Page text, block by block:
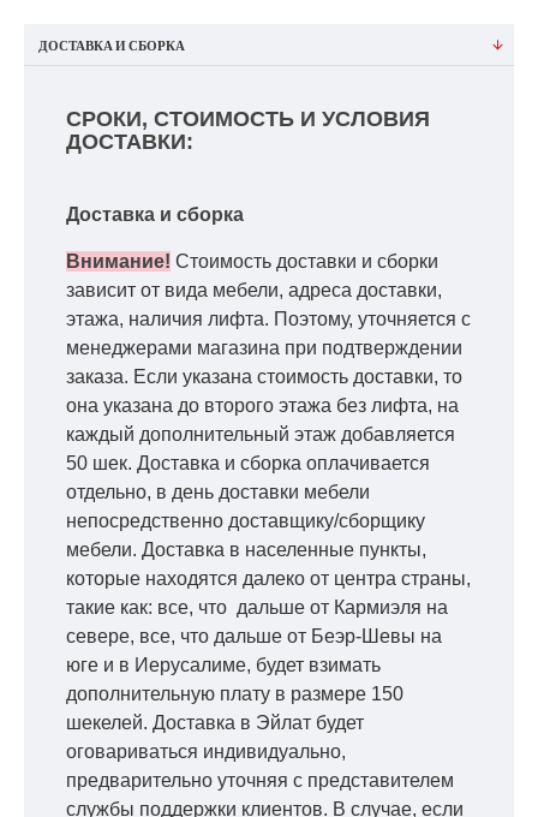
ДОСТАВКА И СБОРКА
СРОКИ, СТОИМОСТЬ И УСЛОВИЯ
ДОСТАВКИ:
Доставка и сборка
Внимание! Стоимость доставки и сборки
зависит от вида мебели, адреса доставки,
этажа, наличия лифта. Поэтому, уточняется с
менеджерами магазина при подтверждении
заказа. Если указана стоимость доставки, то
она указана до второго этажа без лифта, на
каждый дополнительный этаж добавляется
50 шек. Доставка и сборка оплачивается
отдельно, в день доставки мебели
непосредственно доставщику/сборщику
мебели. Доставка в населенные пункты,
которые находятся далеко от центра страны,
такие как: все, что дальше от Кармиэля на
севере, все, что дальше от Беэр-Шевы на
юге и в Иерусалиме, будет взимать
дополнительную плату в размере 150
шекелей. Доставка в Эйлат будет
оговариваться индивидуально,
предварительно уточняя с представителем
службы поддержки клиентов. В случае, если